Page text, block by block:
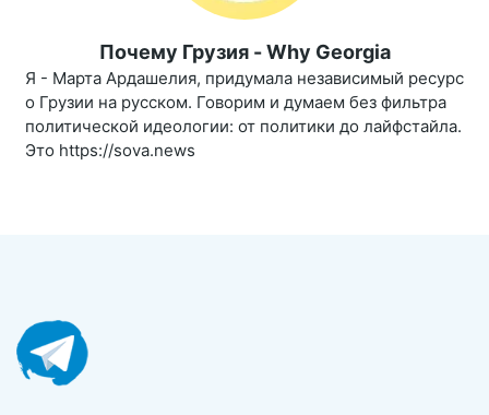
Почему Грузия - Why Georgia
Я - Марта Ардашелия, придумала независимый ресурс
о Грузии на русском. Говорим и думаем без фильтра
политической идеологии: от политики до лайфстайла.
Это https://sova.news